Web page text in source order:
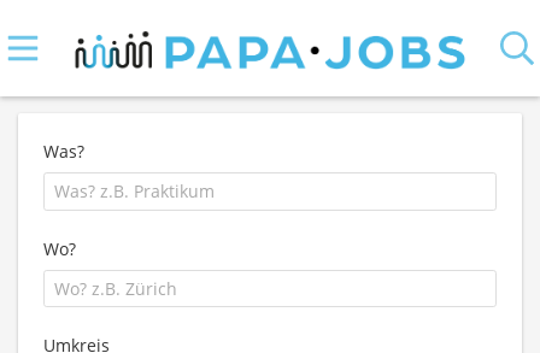
Was?
Wo?
Umkreis